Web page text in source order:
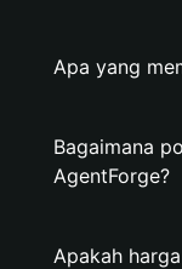
Apa yang
Bagaimana
AgentForge?
Apakah